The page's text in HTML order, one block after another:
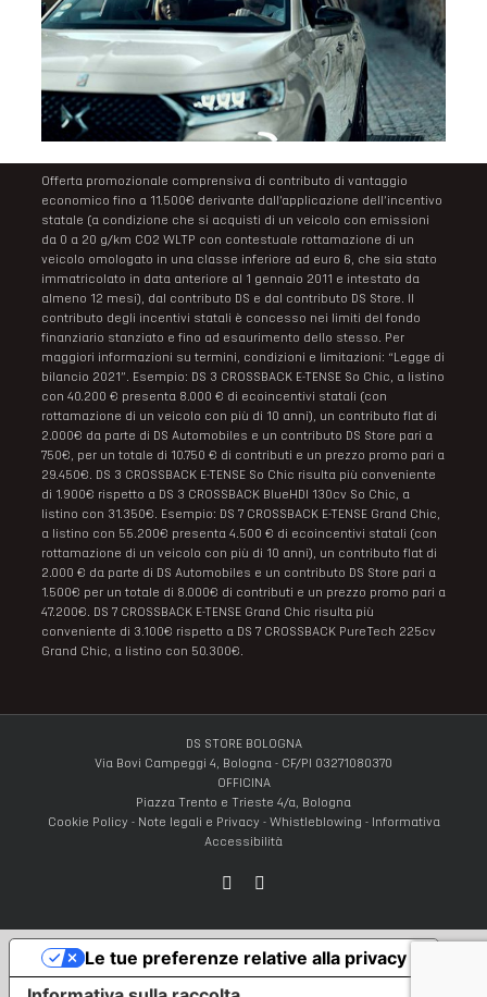
Offerta promozionale comprensiva di contributo di vantaggio
economico fino a 11.500€ derivante dall’applicazione dell’incentivo
statale (a condizione che si acquisti di un veicolo con emissioni
da 0 a 20 g/km CO2 WLTP con contestuale rottamazione di un
veicolo omologato in una classe inferiore ad euro 6, che sia stato
immatricolato in data anteriore al 1 gennaio 2011 e intestato da
almeno 12 mesi), dal contributo DS e dal contributo DS Store. Il
contributo degli incentivi statali è concesso nei limiti del fondo
finanziario stanziato e fino ad esaurimento dello stesso. Per
maggiori informazioni su termini, condizioni e limitazioni: “Legge di
bilancio 2021”. Esempio: DS 3 CROSSBACK E-TENSE So Chic, a listino
con 40.200 € presenta 8.000 € di ecoincentivi statali (con
rottamazione di un veicolo con più di 10 anni), un contributo flat di
2.000€ da parte di DS Automobiles e un contributo DS Store pari a
750€, per un totale di 10.750 € di contributi e un prezzo promo pari a
29.450€. DS 3 CROSSBACK E-TENSE So Chic risulta più conveniente
di 1.900€ rispetto a DS 3 CROSSBACK BlueHDI 130cv So Chic, a
listino con 31.350€. Esempio: DS 7 CROSSBACK E-TENSE Grand Chic,
a listino con 55.200€ presenta 4.500 € di ecoincentivi statali (con
rottamazione di un veicolo con più di 10 anni), un contributo flat di
2.000 € da parte di DS Automobiles e un contributo DS Store pari a
1.500€ per un totale di 8.000€ di contributi e un prezzo promo pari a
47.200€. DS 7 CROSSBACK E-TENSE Grand Chic risulta più
conveniente di 3.100€ rispetto a DS 7 CROSSBACK PureTech 225cv
Grand Chic, a listino con 50.300€.
DS STORE BOLOGNA
Via Bovi Campeggi 4, Bologna - CF/PI 03271080370
OFFICINA
Piazza Trento e Trieste 4/a, Bologna
Cookie Policy - Note legali e Privacy - Whistleblowing - Informativa
Accessibilità
Facebook
Le tue preferenze relative alla privacy